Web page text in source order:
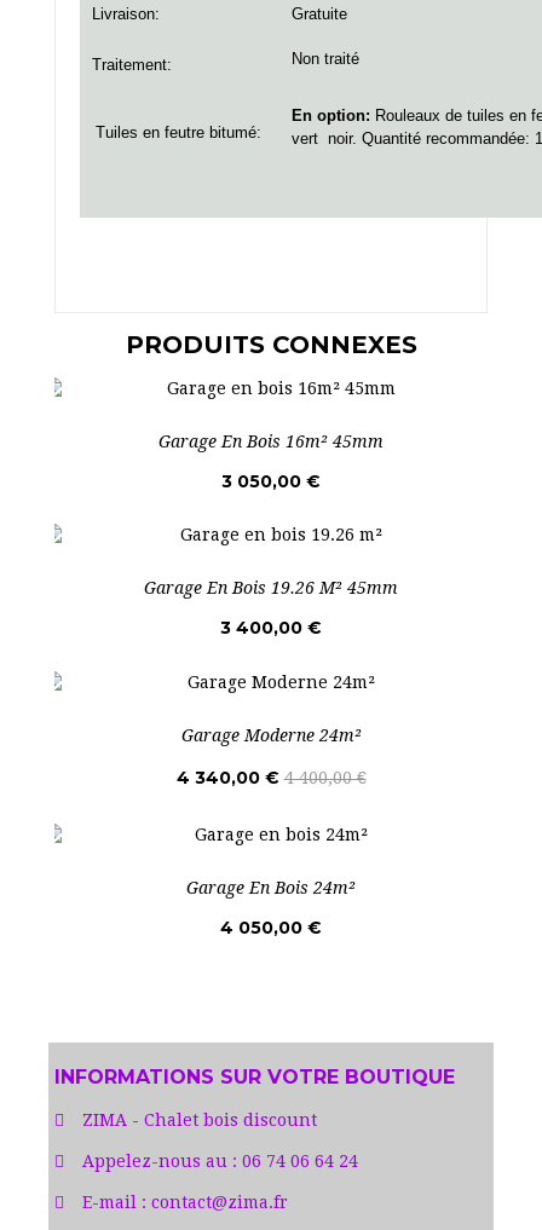
Livraison: Gratuite
Traitement: Non traité
Tuiles en feutre bitumé:
En option: Rouleaux de tuiles en
vert noir. Quantité recommandée:
PRODUITS CONNEXES
Garage En Bois 16m² 45mm
3 050,00 €
Garage En Bois 19.26 M² 45mm
3 400,00 €
Garage Moderne 24m²
4 340,00 € 4 400,00 €
Garage En Bois 24m²
4 050,00 €
INFORMATIONS SUR VOTRE BOUTIQUE
ZIMA - Chalet bois discount
Appelez-nous au : 06 74 06 64 24
E-mail : contact@zima.fr